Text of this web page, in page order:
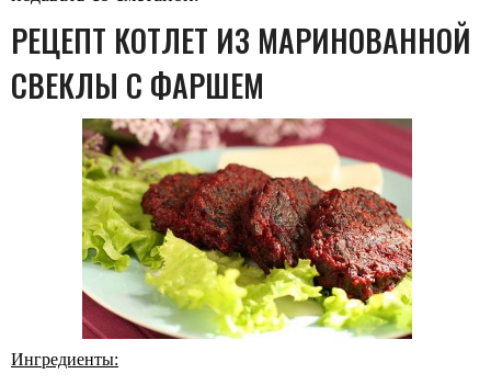
РЕЦЕПТ КОТЛЕТ ИЗ МАРИНОВАННОЙ
СВЕКЛЫ С ФАРШЕМ
Ингредиенты: